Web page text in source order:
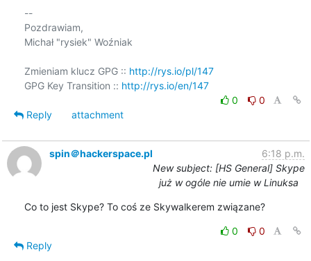
--
Pozdrawiam,
Michał "rysiek" Woźniak
Zmieniam klucz GPG :: http://rys.io/pl/147
GPG Key Transition :: http://rys.io/en/147
0
0
Reply
attachment
spin＠hackerspace.pl
6:18 p.m.
New subject: [HS General] Skype
już w ogóle nie umie w Linuksa
Co to jest Skype? To coś ze Skywalkerem związane?
0
0
Reply